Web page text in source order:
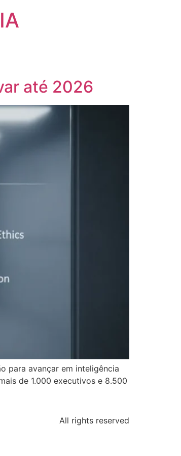
até 2026
para avançar em inteligência
de 1.000 executivos e 8.500
All rights reserved